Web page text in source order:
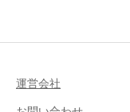
運営会社